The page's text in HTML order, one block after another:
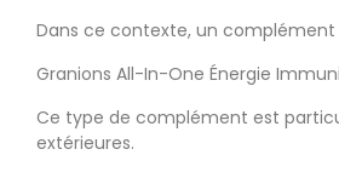
Dans ce contexte, un
Granions All-In-One Énergie
Ce type de complément est
extérieures.